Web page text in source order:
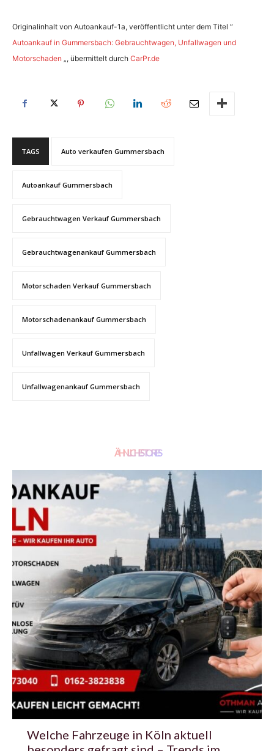
Originalinhalt von Autoankauf-1a, veröffentlicht unter dem Titel “
Autoankauf in Gummersbach: Gebrauchtwagen, Unfallwagen und
Motorschaden „, übermittelt durch CarPr.de
TAGS Auto verkaufen Gummersbach
Autoankauf Gummersbach
Gebrauchtwagen Verkauf Gummersbach
Gebrauchtwagenankauf Gummersbach
Motorschaden Verkauf Gummersbach
Motorschadenankauf Gummersbach
Unfallwagen Verkauf Gummersbach
Unfallwagenankauf Gummersbach
ÄHNLICHE STORIES
Welche Fahrzeuge in Köln aktuell